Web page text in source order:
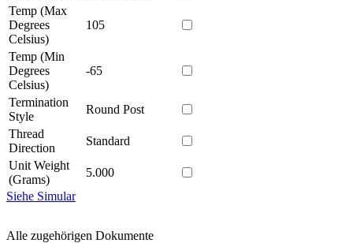
Temp (Max
Degrees
Celsius)
105
Temp (Min
Degrees
Celsius)
-65
Termination
Style
Round Post
Thread
Direction
Standard
Unit Weight
(Grams)
5.000
Siehe Simular
Alle zugehörigen Dokumente